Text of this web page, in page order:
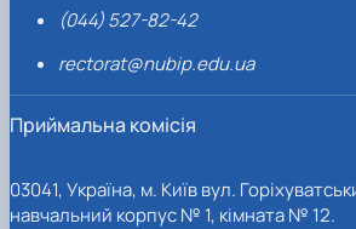
(044) 527-82-42
rectorat@nubip.edu.ua
Приймальна комісія
03041, Україна, м. Київ вул.
навчальний корпус № 1, кімната № 12.